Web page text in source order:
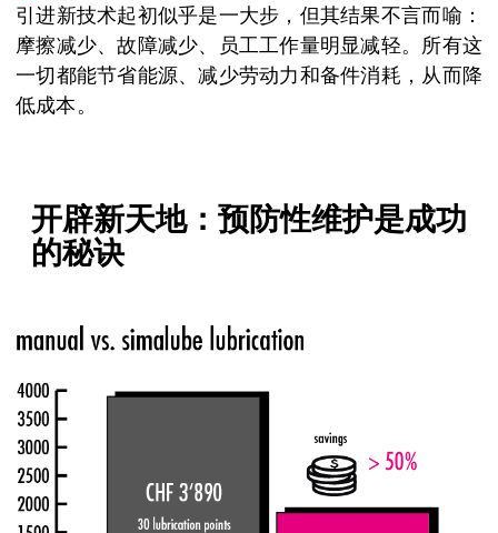
引进新技术起初似乎是一大步，但其结果不言而喻：
摩擦减少、故障减少、员工工作量明显减轻。所有这
一切都能节省能源、减少劳动力和备件消耗，从而降
低成本。
开辟新天地：预防性维护是成功
的秘诀